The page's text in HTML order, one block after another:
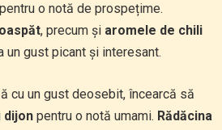
o notă de prospețime.
, precum și aromele de chili
un gust picant și interesant.
cu un gust deosebit, încearcă să
dijonpentru o notă umami. Rădăcina